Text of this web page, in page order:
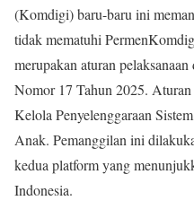
(Komdigi) baru-baru ini
tidak mematuhi
merupakan aturan
Nomor 17 Tahun 2025. Aturan
Kelola Penyelenggaraan
Anak. Pemanggilan ini
kedua platform yang
Indonesia.